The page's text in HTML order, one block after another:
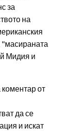
за
на
"масираната
Мидия и
от
да се
и искат